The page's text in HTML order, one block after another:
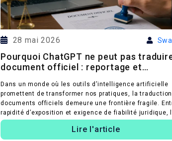
28 mai 2026
Pourquoi ChatGPT ne peut pas
document officiel : reportage et
Dans un monde où les outils d’intelligence artificielle
promettent de transformer nos pratiques, la
documents officiels demeure une frontière fragile.
rapidité d’exposition et exigence de fiabilité juridique,
décryptage des ...
Lire l'article